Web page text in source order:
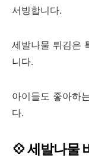
서빙합니다.
세발나물 튀김은
니다.
아이들도 좋아하
다.
💠 세발나물